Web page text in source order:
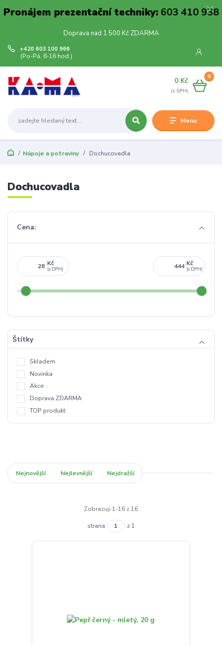
Pronájem prezentační techniky:603 410 938
Doprava nad 1 500 Kč ZDARMA
Menu
+420 603 100 966
(Po-Pá, 8-16 hod.)
0
0 Kč
Nápoje a potraviny Dochucovadla
Dochucovadla
Cena:
Kč Kč
Štítky
Skladem
Novinka
Akce
Doprava ZDARMA
TOP produkt
Nejnovější Nejlevnější Nejdražší
Zobrazuji 1-16 z 16
strana z 1